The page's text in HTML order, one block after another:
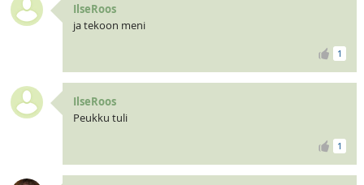
IlseRoos
ja tekoon meni
1
IlseRoos
Peukku tuli
1